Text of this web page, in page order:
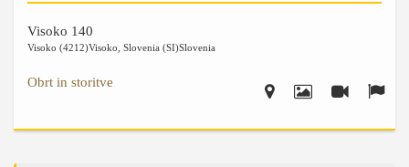
Visoko 140
Visoko (4212)Visoko Slovenia (SI)Slovenia
Obrt in storitve